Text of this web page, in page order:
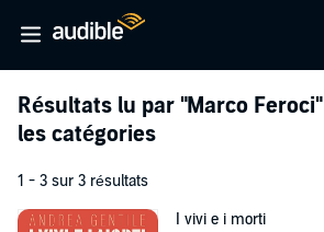
Résultats lu par "Marco Feroci"
les catégories
1 - 3 sur 3 résultats
I vivi e i morti